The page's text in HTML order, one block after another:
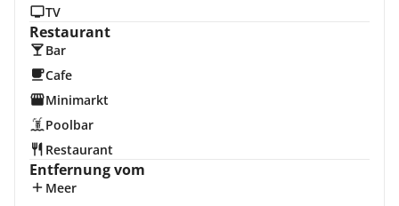
TV
Restaurant
Bar
Cafe
Minimarkt
Poolbar
Restaurant
Entfernung vom
Meer